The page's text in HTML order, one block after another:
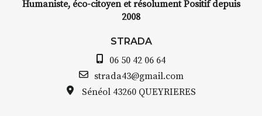
avez ouvert une galerie à
Auzon…
Bernard TURLE Le Fumoir n’est
pas une galerie permanente.
Humaniste, éco-citoyen et résolument Positif depuis
2008
STRADA
06 50 42 06 64
strada43@gmail.com
Sénéol 43260 QUEYRIERES